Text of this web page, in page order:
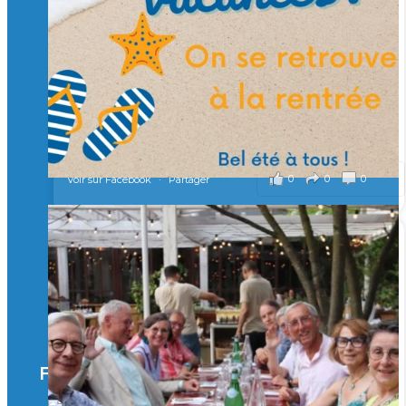
Merci à tous !
🎯 Taxe d’apprentissage 2026 : avec l'Isep, investissez pour
un numérique au service de l'humain !
À l’Isep, nous formons des ingénieurs, des bachelors, des
Mastères Spécialisés, qui allient excellence technologique et
valeurs humaines, au cœur de notre pro
...Voir plus
il y a 2 mois
0 0 0
Voir sur Facebook · Partager
🚀Afterwork à Genève 🚀
🥳 Le 22 avril dernier, 14 Alumni vivant / travaillant
en Suisse ont partagé un moment convivial de
retrouvailles et d'échanges !
Merci à tous pour votre présence et à Alexandre
CHEA pour l'organisation !
il y a 3 mois
Facebook